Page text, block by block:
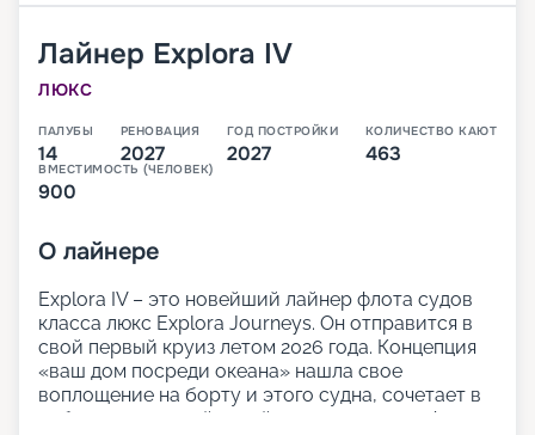
Лайнер Explora IV
ЛЮКС
ПАЛУБЫ
14
РЕНОВАЦИЯ
2027
ГОД ПОСТРОЙКИ
2027
КОЛИЧЕСТВО КАЮТ
463
ВМЕСТИМОСТЬ (ЧЕЛОВЕК)
900
О лайнере
Explora IV – это новейший лайнер флота судов
класса люкс Explora Journeys. Он отправится в
свой первый круиз летом 2026 года. Концепция
«ваш дом посреди океана» нашла свое
воплощение на борту и этого судна, сочетает в
себе продуманный дизайн и легкую атмосферу